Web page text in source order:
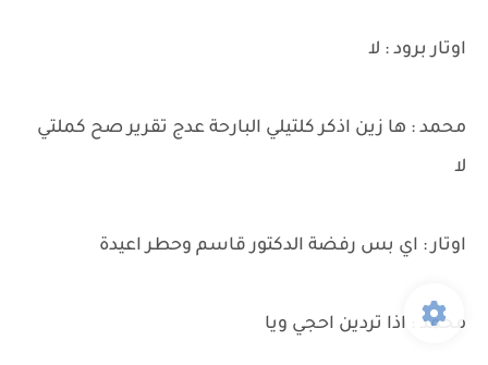
اوتار برود : لا
محمد : ها زين اذكر كلتيلي البارحة عدج تقرير صح كملتي
لا
اوتار : اي بس رفضة الدكتور قاسم وحطر اعيدة
محمد : اذا تردين احجي ويا